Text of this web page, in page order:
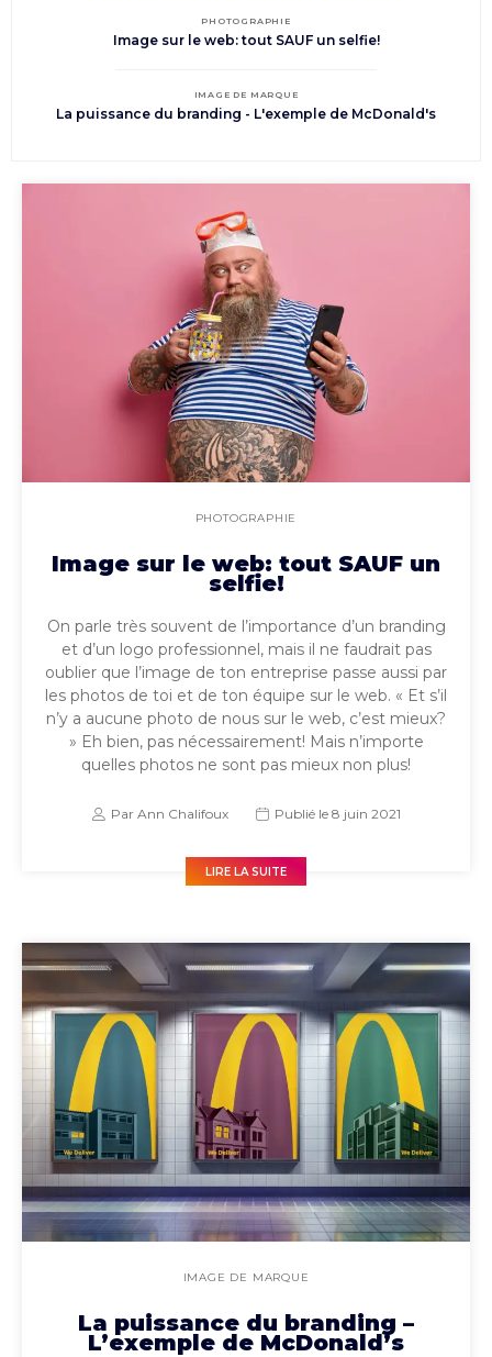
PHOTOGRAPHIE
Image sur le web: tout SAUF un
selfie!
On parle très souvent de l’importance d’un branding
et d’un logo professionnel, mais il ne faudrait pas
oublier que l’image de ton entreprise passe aussi par
les photos de toi et de ton équipe sur le web. « Et s’il
n’y a aucune photo de nous sur le web, c’est mieux?
» Eh bien, pas nécessairement! Mais n’importe
quelles photos ne sont pas mieux non plus!
ParAnn Chalifoux Publié le 8 juin 2021
LIRE LA SUITE
IMAGE DE MARQUE
La puissance du branding –
L’exemple de McDonald’s
PHOTOGRAPHIE
Image sur le web: tout SAUF un selfie!
IMAGE DE MARQUE
La puissance du branding - L'exemple de McDonald's